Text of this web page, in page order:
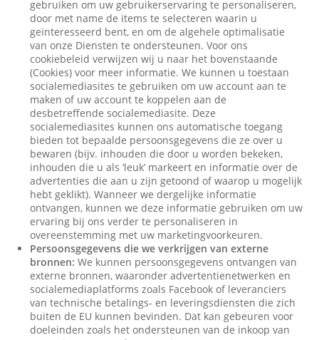
gebruiken om uw gebruikerservaring te personaliseren,
door met name de items te selecteren waarin u
geïnteresseerd bent, en om de algehele optimalisatie
van onze Diensten te ondersteunen. Voor ons
cookiebeleid verwijzen wij u naar het bovenstaande
(Cookies) voor meer informatie. We kunnen u toestaan
socialemediasites te gebruiken om uw account aan te
maken of uw account te koppelen aan de
desbetreffende socialemediasite. Deze
socialemediasites kunnen ons automatische toegang
bieden tot bepaalde persoonsgegevens die ze over u
bewaren (bijv. inhouden die door u worden bekeken,
inhouden die u als ‘leuk’ markeert en informatie over de
advertenties die aan u zijn getoond of waarop u mogelijk
hebt geklikt). Wanneer we dergelijke informatie
ontvangen, kunnen we deze informatie gebruiken om uw
ervaring bij ons verder te personaliseren in
overeenstemming met uw marketingvoorkeuren.
Persoonsgegevens die we verkrijgen van externe
bronnen: We kunnen persoonsgegevens ontvangen van
externe bronnen, waaronder advertentienetwerken en
socialemediaplatforms zoals Facebook of leveranciers
van technische betalings- en leveringsdiensten die zich
buiten de EU kunnen bevinden. Dat kan gebeuren voor
doeleinden zoals het ondersteunen van de inkoop van